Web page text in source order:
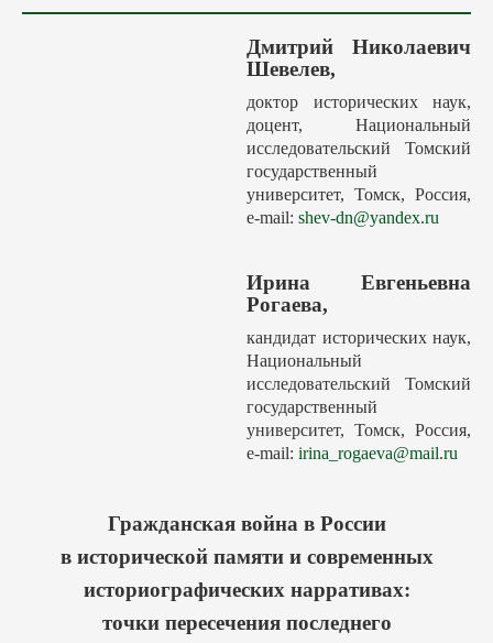
Грядущие выпуски
Дмитрий Николаевич
Шевелев,
доктор исторических наук,
доцент, Национальный
исследовательский Томский
государственный
университет, Томск, Россия,
e-mail: shev-dn@yandex.ru
Ирина Евгеньевна
Рогаева,
кандидат исторических наук,
Национальный
исследовательский Томский
государственный
университет, Томск, Россия,
e-mail: irina_rogaeva@mail.ru
Гражданская война в России
в исторической памяти и современных
историографических нарративах:
точки пересечения последнего